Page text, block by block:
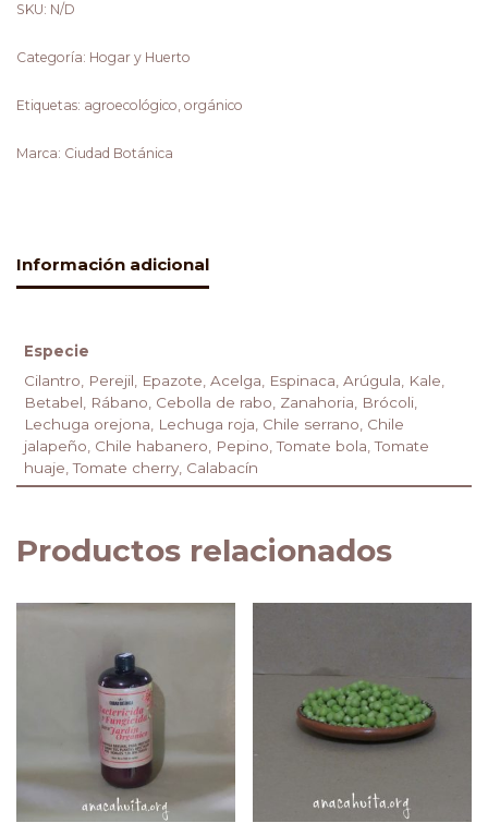
SKU: N/D
Categoría: Hogar y Huerto
Etiquetas: agroecológico, orgánico
Marca: Ciudad Botánica
Información adicional
Especie
Cilantro, Perejil, Epazote, Acelga, Espinaca, Arúgula, Kale,
Betabel, Rábano, Cebolla de rabo, Zanahoria, Brócoli,
Lechuga orejona, Lechuga roja, Chile serrano, Chile
jalapeño, Chile habanero, Pepino, Tomate bola, Tomate
huaje, Tomate cherry, Calabacín
Productos relacionados